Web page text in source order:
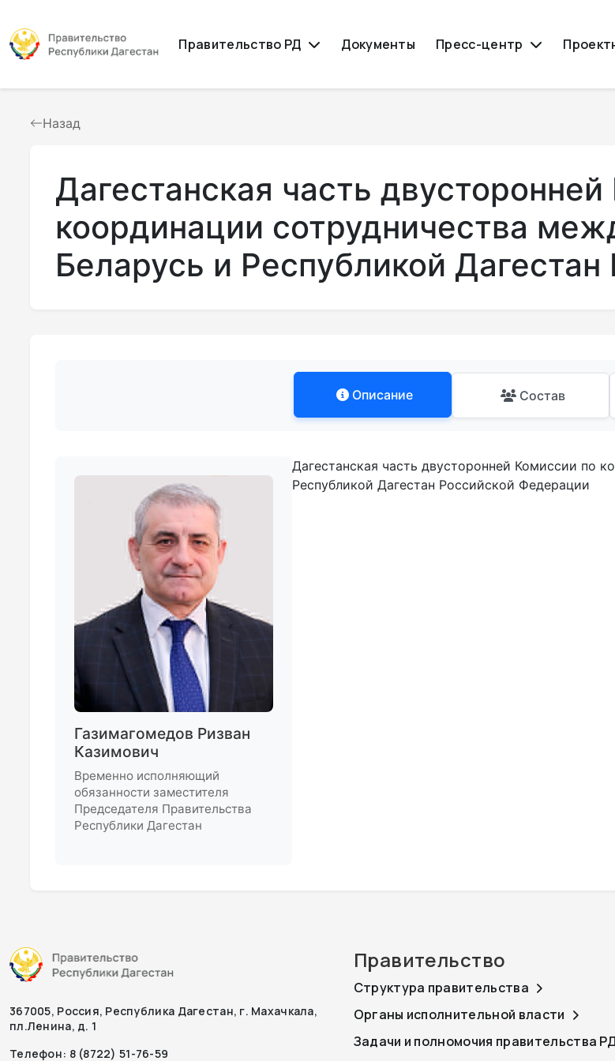
Правительство РД Документы Пресс-центр
Назад
Дагестанская часть
координации сотрудничества
Беларусь и Республикой
Описание Состав
Газимагомедов Ризван
Казимович
Временно исполняющий
обязанности заместителя
Председателя Правительства
Республики Дагестан
Дагестанская часть двусторонней Комиссии по
Республикой Дагестан Российской Федерации
367005, Россия, Республика Дагестан, г. Махачкала,
пл.Ленина, д. 1
Телефон: 8 (8722) 51-76-59
Правительство
Структура правительства
Органы исполнительной власти
Задачи и полномочия правительства